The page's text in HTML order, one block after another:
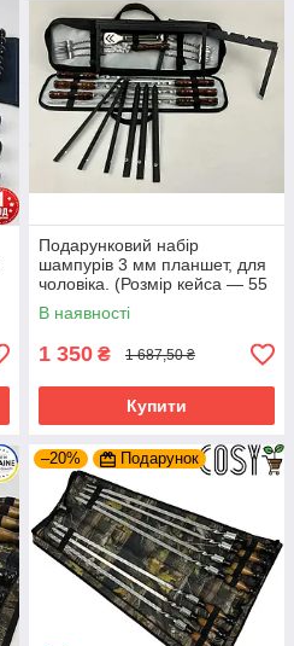
Подарунковий набір
шампурів 3 мм планшет, для
чоловіка. (Розмір кейса — 55
× 23 × 5 см)
В наявності
1 350 ₴ 1 687,50 ₴
Купити
–20% Подарунок